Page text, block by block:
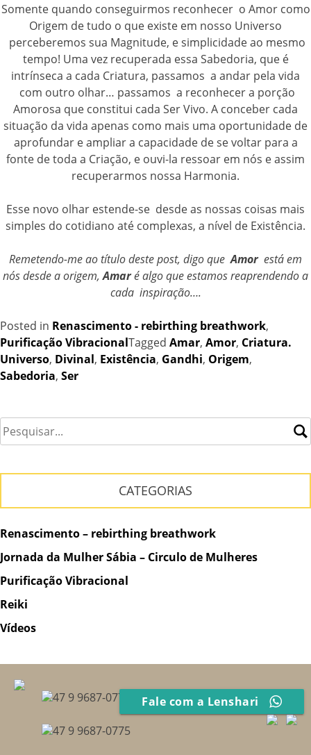
Somente quando conseguirmos reconhecer o Amor como
Origem de tudo o que existe em nosso Universo
perceberemos sua Magnitude, e simplicidade ao mesmo
tempo! Uma vez recuperada essa Sabedoria, que é
intrínseca a cada Criatura, passamos a andar pela vida
com outro olhar… passamos a reconhecer a porção
Amorosa que constitui cada Ser Vivo. A conceber cada
situação da vida apenas como mais uma oportunidade de
aprofundar e ampliar a capacidade de se voltar para a
fonte de toda a Criação, e ouvi-la ressoar em nós e assim
recuperarmos nossa Harmonia.
Esse novo olhar estende-se desde as nossas coisas mais
simples do cotidiano até complexas, a nível de Existência.
Remetendo-me ao título deste post, digo que Amorestá em
nós desde a origem,Amaré algo que estamos reaprendendo a
cada inspiração….
Posted in Renascimento - rebirthing breathwork,
Purificação VibracionalTagged Amar, Amor, Criatura.
Universo, Divinal, Existência, Gandhi, Origem,
Sabedoria, Ser
CATEGORIAS
Renascimento – rebirthing breathwork
Jornada da Mulher Sábia – Circulo de Mulheres
Purificação Vibracional
Reiki
Vídeos
47 9 9687-0775
47 9 9687-0775
Fale com a Lenshari